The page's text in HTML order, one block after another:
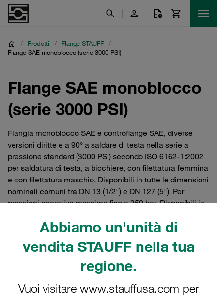
Abbiamo un'unità di
vendita STAUFF nella tua
regione.
Vuoi visitare www.stauffusa.com per
/ Prodotti / Flange STAUFF
/
Flange SAE monoblocco (serie 3000 PSI)
Flange SAE monoblocco
(serie 3000 PSI)
Flangia monoblocco SAE e controflange SAE, diverse
versioni diritte e a 90° a saldare di testa nella serie a
pressione standard (3000 PSI) secondo ISO 6162-1:2002
per saldatura di testa, a bicchiere, con filettatura femmina
e con filettatura maschio. Disponibili in tutte le dimensioni
nominali comuni tra DN 13 (1/2") e DN 127 (5"). Per
pressioni operative massime fino a 350 bar. Disponibili in
Singolarmente o come set completo con bulloni, rondelle
Flange STAUFF